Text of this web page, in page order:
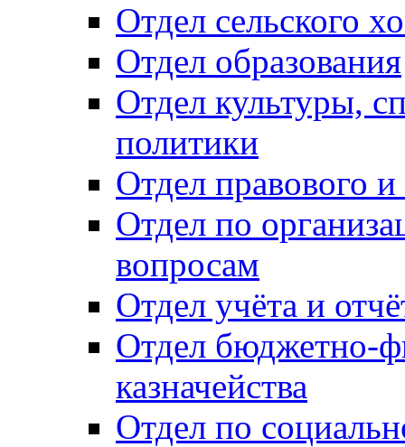
Отдел сельского
Отдел образования
Отдел культуры,
политики
Отдел правового
Отдел по
вопросам
Отдел учёта и
Отдел бюджетно-
казначейства
Отдел по